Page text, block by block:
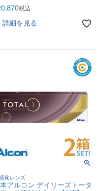
税込
詳細を見る
覚レンズ
アルコン デイリーズトータ